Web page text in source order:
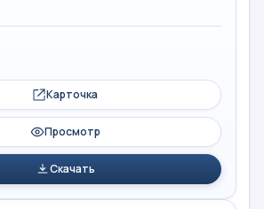
Карточка
Просмотр
Скачать